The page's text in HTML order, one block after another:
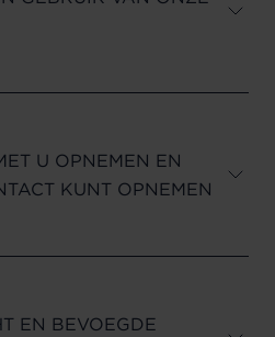
U OPNEMEN EN
KUNT OPNEMEN
EN BEVOEGDE